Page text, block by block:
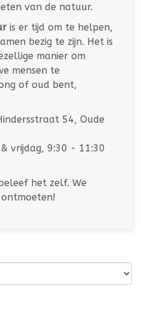
van de natuur.
is er tijd om te helpen,
bezig te zijn. Het is
manier om
mensen te
of oud bent,
54, Oude
vrijdag, 9:30 - 11:30
het zelf. We